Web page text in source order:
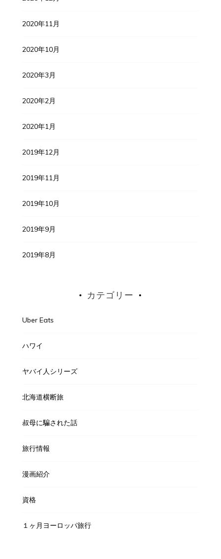
2020年11月
2020年10月
2020年3月
2020年2月
2020年1月
2019年12月
2019年11月
2019年10月
2019年9月
2019年8月
カテゴリー
Uber Eats
ハワイ
ヤバイ人シリーズ
北海道横断旅
叔母に騙された話
旅行情報
漫画紹介
資格
１ヶ月ヨーロッパ旅行